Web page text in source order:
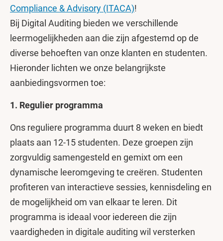
Compliance & Advisory (ITACA)!
Bij Digital Auditing bieden we verschillende
leermogelijkheden aan die zijn afgestemd op de
diverse behoeften van onze klanten en studenten.
Hieronder lichten we onze belangrijkste
aanbiedingsvormen toe:
1. Regulier programma
Ons reguliere programma duurt 8 weken en biedt
plaats aan 12-15 studenten. Deze groepen zijn
zorgvuldig samengesteld en gemixt om een
dynamische leeromgeving te creëren. Studenten
profiteren van interactieve sessies, kennisdeling en
de mogelijkheid om van elkaar te leren. Dit
programma is ideaal voor iedereen die zijn
vaardigheden in digitale auditing wil versterken